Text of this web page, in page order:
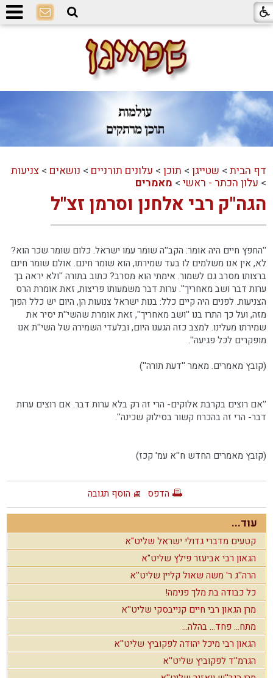
דף הבית > שטייגן > תוכן > עלונים תורניים > נושאים >צניעות
> עלון הכתר - ראשי > מאמרים
הגה''ק רבי אלחנן וסרמן זצ''ל
''החפץ חיים היה אומר: הקב''ה שומר עמו ישראל. כלום שומר שכר הוא?
לא, אין אנו משלמים לו בעד שמירתו, הוא שומר חינם. אולם שומר חינם
ברצותו מסרב גם לשמור. אימתי הוא מסרב? כתוב בתורה ''ולא יראה בך
ערות דבר ושב מאחריך''. ערות דבר משמעותו פריצות, זאת אומרת הרס
הצניעות. לפנים היה קיים כלל: בנות ישראל צנועות הן, היום יש כלל הפוך
מזה, ועל כך התרו בנו ''ושב מאחריך'', זאת אומרת שהשי''ת יסיר את
שמירתו מעלינו. למצב כזה הגענו היום, ובלעדי השמירה של השי''ת אנו
מופקרים לכל פגיעה''.
(קובץ מאמרים. מאמר ''דעת תורה'')
''אם רוצים בקרבת אלוקים- הרי זה רק בלא ערות דבר. אם רוצים ערות
דבר- הרי זה בהכרח קשור בסילוק שכינה''.
(קובץ מאמרים החדש ח''א עמ' קכז)
הדפס הוסף תגובה
עוד...
קטעים מדברי גדולי ישראל שליט"א
הגאון רבי אביעזר פילץ שליט"א
הרה''ג ר' משה שאול קליין שליט''א
כל כבודה בת מלך פנימה!
מרן הגאון רבי חיים קנייבסקי שליט''א
מתח... פחד... בהלה...
הגאון רבי מיכל יהודה לפקוביץ שליט''א
הגרמ''ד לפקוביץ שליט''א